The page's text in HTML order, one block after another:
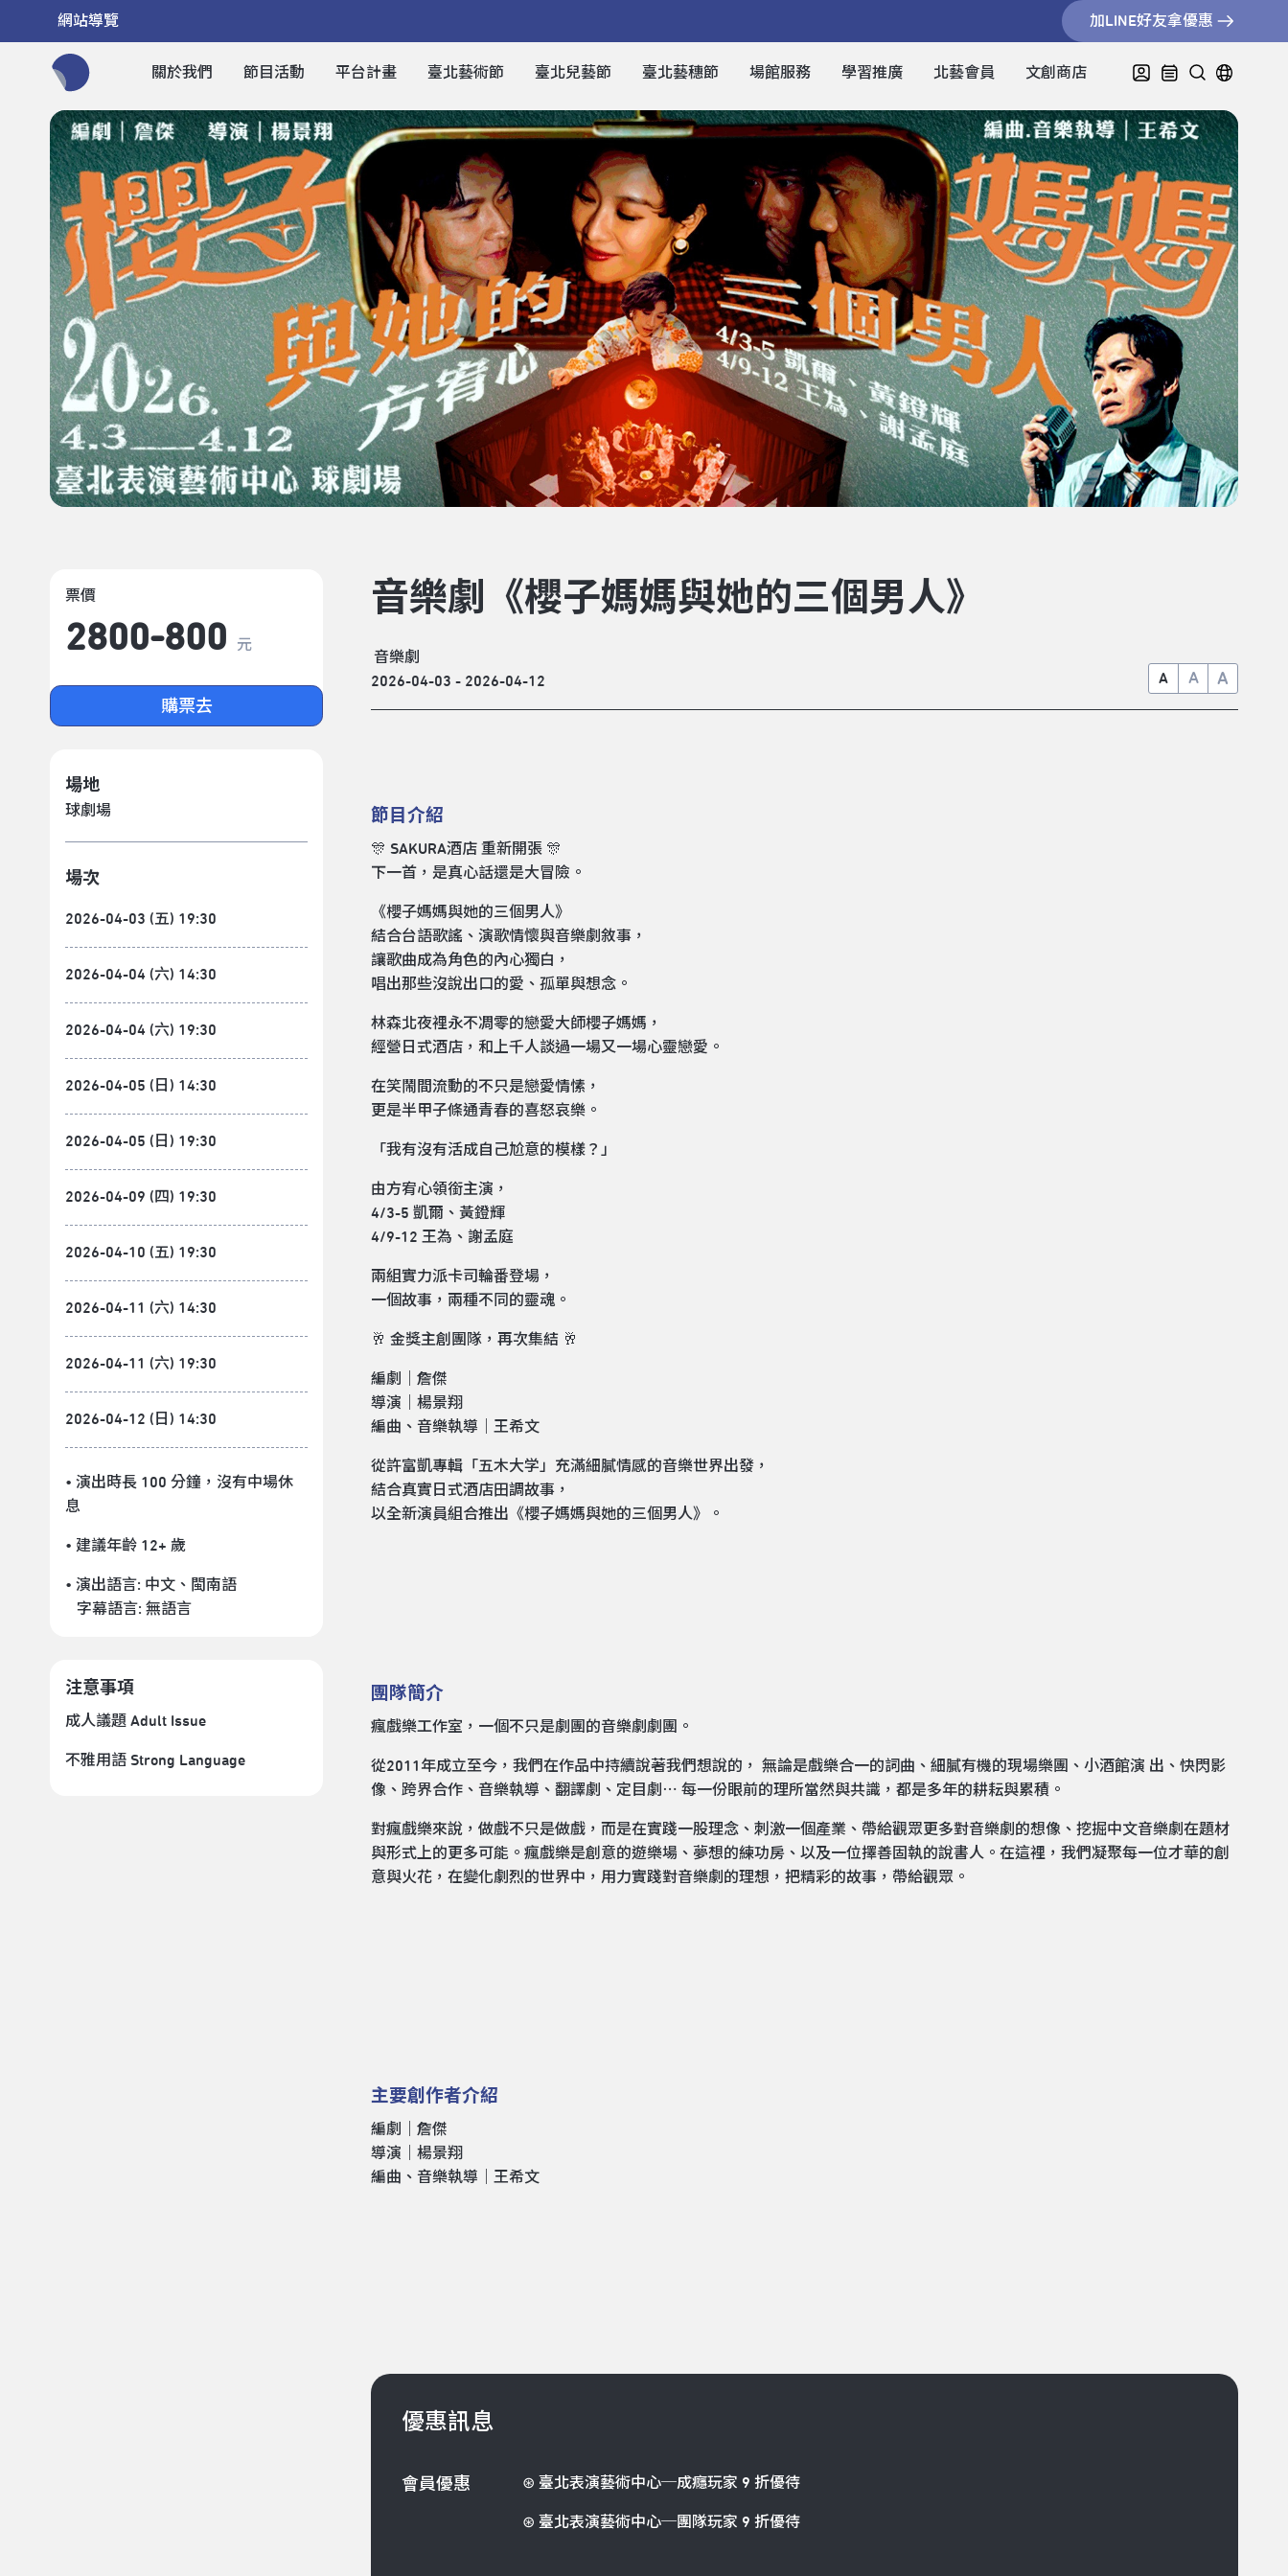
網站導覽 加LINE好友拿優惠
關於我們 節目活動 平台計畫 臺北藝術節 臺北兒藝節 臺北藝穗節 場館服務 學習推廣 北藝會員 文創商店
票價
2800-800 元
購票去
場地
球劇場
場次
2026-04-03 (五) 19:30
2026-04-04 (六) 14:30
2026-04-04 (六) 19:30
2026-04-05 (日) 14:30
2026-04-05 (日) 19:30
2026-04-09 (四) 19:30
2026-04-10 (五) 19:30
2026-04-11 (六) 14:30
2026-04-11 (六) 19:30
2026-04-12 (日) 14:30
• 演出時長 100 分鐘 ，沒有中場休
息
• 建議年齡 12+ 歲
• 演出語言: 中文 、 閩南語
字幕語言: 無語言
注意事項
成人議題 Adult Issue
不雅用語 Strong Language
音樂劇《櫻子媽媽與她的三個男人》
音樂劇
2026-04-03 - 2026-04-12
A A A
節目介紹
🎊 SAKURA酒店 重新開張 🎊
下一首，是真心話還是大冒險。
《櫻子媽媽與她的三個男人》
結合台語歌謠、演歌情懷與音樂劇敘事，
讓歌曲成為角色的內心獨白，
唱出那些沒說出口的愛、孤單與想念。
林森北夜裡永不凋零的戀愛大師櫻子媽媽，
經營日式酒店，和上千人談過一場又一場心靈戀愛。
在笑鬧間流動的不只是戀愛情愫，
更是半甲子條通青春的喜怒哀樂。
「我有沒有活成自己尬意的模樣？」
由方宥心領銜主演，
4/3-5 凱爾、黃鐙輝
4/9-12 王為、謝孟庭
兩組實力派卡司輪番登場，
一個故事，兩種不同的靈魂。
🥂 金獎主創團隊，再次集結 🥂
編劇｜詹傑
導演｜楊景翔
編曲、音樂執導｜王希文
從許富凱專輯「五木大学」充滿細膩情感的音樂世界出發，
結合真實日式酒店田調故事，
以全新演員組合推出《櫻子媽媽與她的三個男人》。
團隊簡介
瘋戲樂工作室，一個不只是劇團的音樂劇劇團。
從2011年成立至今，我們在作品中持續說著我們想說的， 無論是戲樂合一的詞曲、細膩有機的現場樂團、小酒館演 出、快閃影
像、跨界合作、音樂執導、翻譯劇、定目劇⋯ 每一份眼前的理所當然與共識，都是多年的耕耘與累積。
對瘋戲樂來說，做戲不只是做戲，而是在實踐一股理念、刺激一個產業、帶給觀眾更多對音樂劇的想像、挖掘中文音樂劇在題材
與形式上的更多可能。瘋戲樂是創意的遊樂場、夢想的練功房、以及一位擇善固執的說書人。在這裡，我們凝聚每一位才華的創
意與火花，在變化劇烈的世界中，用力實踐對音樂劇的理想，把精彩的故事，帶給觀眾。
主要創作者介紹
編劇｜詹傑
導演｜楊景翔
編曲、音樂執導｜王希文
優惠訊息
會員優惠 ⊛ 臺北表演藝術中心─成癮玩家 9 折優待
⊛ 臺北表演藝術中心─團隊玩家 9 折優待